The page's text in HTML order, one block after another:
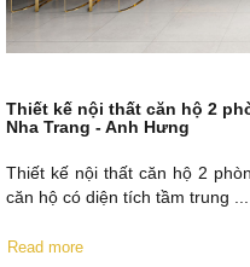
Thiết kế nội thất căn hộ 2
Nha Trang - Anh Hưng
Thiết kế nội thất căn hộ 2
căn hộ có diện tích tầm trung ...
Read more